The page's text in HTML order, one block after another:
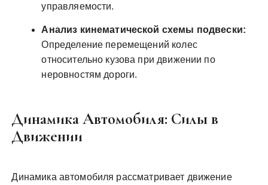
управляемости.
Анализ кинематической схемы подвески:
Определение перемещений колес
относительно кузова при движении по
неровностям дороги.
Динамика Автомобиля: Силы в
Движении
Динамика автомобиля рассматривает движение